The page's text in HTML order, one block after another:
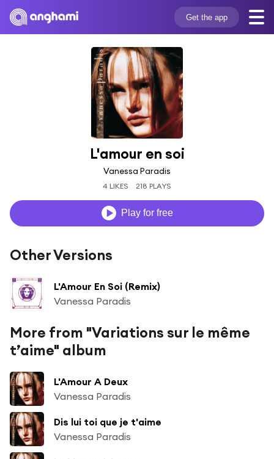
Get the app
L'amour en soi
Vanessa Paradis
4 LIKES 218 PLAYS
Play for free
Other Versions
L'Amour En Soi (Remix)
Vanessa Paradis
More from "Variations sur le même
t’aime" album
L'Amour A Deux
Vanessa Paradis
Dis lui toi que je t'aime
Vanessa Paradis